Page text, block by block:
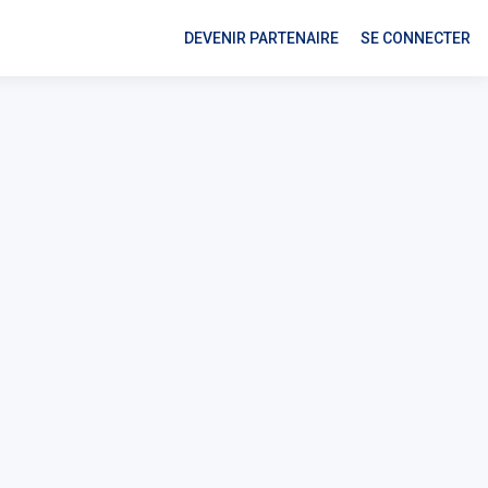
DEVENIR PARTENAIRE SE CONNECTER